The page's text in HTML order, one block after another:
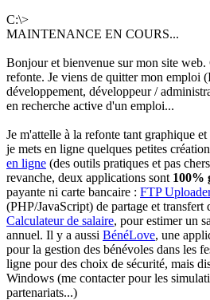
C:\>
MAINTENANCE EN COURS...
Bonjour et bienvenue sur mon site web.
refonte. Je viens de quitter mon emploi
développement, développeur /
en recherche active d'un emploi...
Je m'attelle à la refonte tant graphique
je mets en ligne quelques petites
en ligne (des outils pratiques et pas
revanche, deux applications sont 100%
payante ni carte bancaire : FTP Uploader
(PHP/JavaScript) de partage et transfert
Calculateur de salaire, pour estimer un
annuel. Il y a aussi BénéLove, une
pour la gestion des bénévoles dans les
ligne pour des choix de sécurité, mais
Windows (me contacter pour les
partenariats...)